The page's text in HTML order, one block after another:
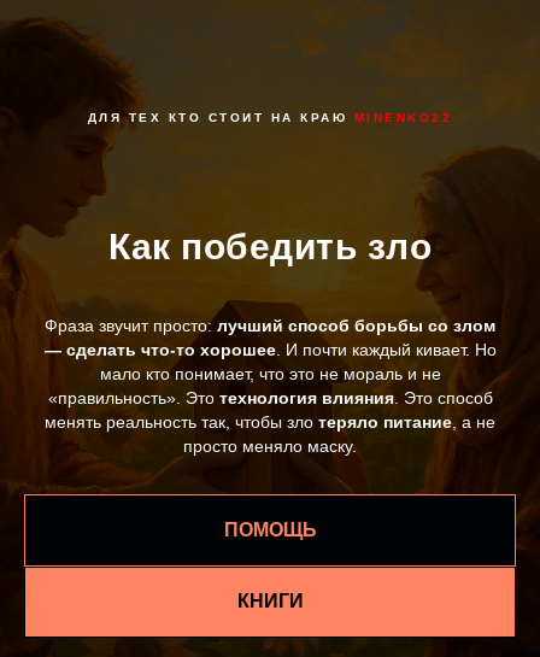
ДЛЯ ТЕХ КТО СТОИТ НА КРАЮ MINENKO22
Как победить зло
Фраза звучит просто:лучший способ борьбы со злом
— сделать что-то хорошее. И почти каждый кивает. Но
мало кто понимает, что это не мораль и не
«правильность». Это технология влияния. Это способ
менять реальность так, чтобы зло теряло питание , а не
просто меняло маску.
ПОМОЩЬ
КНИГИ